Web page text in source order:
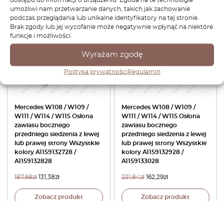
umożliwi nam przetwarzanie danych, takich jak zachowanie
podczas przeglądania lub unikalne identyfikatory na tej stronie.
Brak zgody lub jej wycofanie może negatywnie wpłynąć na niektóre
funkcje i możliwości.
Wyrażam zgodę
Polityka prywatnościRegulamin
-30%
Mercedes W108 / W109 /
W111 / W114 / W115 Osłona
zawiasu bocznego
przedniego siedzenia z lewej
lub prawej strony Wszystkie
kolory A1159132728 /
A1159132828
187,68zł 131,38zł
Zobacz produkt
-30%
Mercedes W108 / W109 /
W111 / W114 / W115 Osłona
zawiasu bocznego
przedniego siedzenia z lewej
lub prawej strony Wszystkie
kolory A1159132928 /
A1159133028
231,84zł 162,29zł
Zobacz produkt